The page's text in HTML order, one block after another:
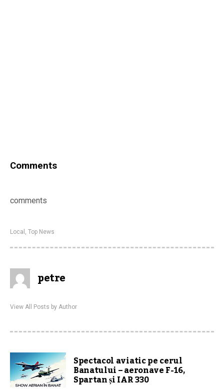
Comments
comments
Local , Top News
petre
View All Posts by Author
Spectacol aviatic pe cerul
Banatului – aeronave F-16,
Spartan și IAR 330